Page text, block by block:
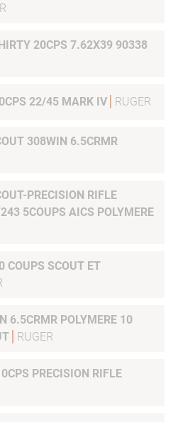
20CPS 7.62X39 90338
22/45 MARK IV RUGER
308WIN 6.5CRMR
PRECISION RIFLE
5COUPS AICS POLYMERE
COUPS SCOUT ET
POLYMERE 10
RUGER
PRECISION RIFLE